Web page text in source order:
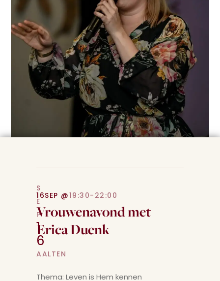
S
E
P
1
6
16 SEP @ 19:30-22:00
Vrouwenavond met
Erica Duenk
AALTEN
Thema: Leven is Hem kennen